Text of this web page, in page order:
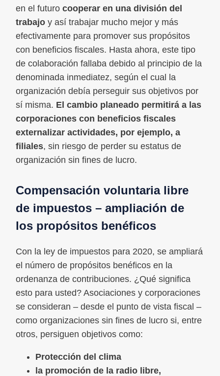
en el futuro cooperar en una división del
trabajo y así trabajar mucho mejor y más
efectivamente para promover sus propósitos
con beneficios fiscales. Hasta ahora, este tipo
de colaboración fallaba debido al principio de la
denominada inmediatez, según el cual la
organización debía perseguir sus objetivos por
sí misma. El cambio planeado permitirá a las
corporaciones con beneficios fiscales
externalizar actividades, por ejemplo, a
filiales, sin riesgo de perder su estatus de
organización sin fines de lucro.
Compensación voluntaria libre
de impuestos – ampliación de
los propósitos benéficos
Con la ley de impuestos para 2020, se ampliará
el número de propósitos benéficos en la
ordenanza de contribuciones. ¿Qué significa
esto para usted? Asociaciones y corporaciones
se consideran – desde el punto de vista fiscal –
como organizaciones sin fines de lucro si, entre
otros, persiguen objetivos como:
Protección del clima
la promoción de la radio libre,